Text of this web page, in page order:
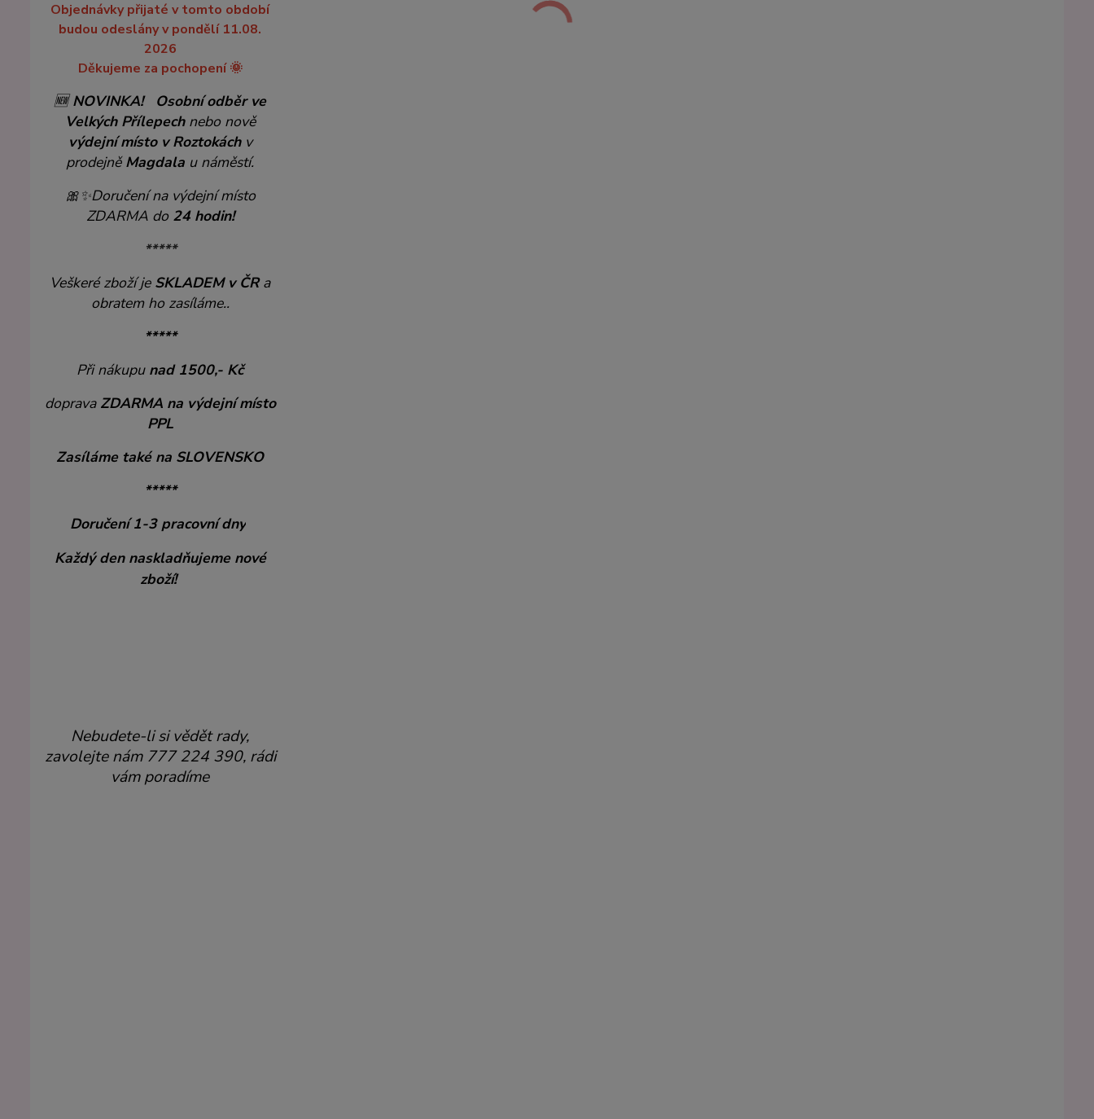
Objednávky přijaté v tomto období
budou odeslány v pondělí 11.08.
2026
Děkujeme za pochopení 🌞
🆕NOVINKA!
Osobní odběr ve
Velkých Přílepechnebo nově
výdejní místo v Roztokáchv
prodejněMagdala u náměstí.
🎀✨Doručení na výdejní místo
ZDARMA do 24 hodin!
*****
Veškeré zboží je SKLADEM v ČRa
obratem ho zasíláme..
*****
Při nákupu nad 1500,- Kč
doprava ZDARMA na výdejní místo
PPL
Zasíláme také na SLOVENSKO
*****
Doručení 1-3 pracovní dny
Každý den naskladňujeme nové
zboží!
Nebudete-li si vědět rady,
zavolejte nám 777 224 390, rádi
vám poradíme